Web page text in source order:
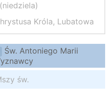
Króla, Lubatowa
Św. Antoniego Marii
św.